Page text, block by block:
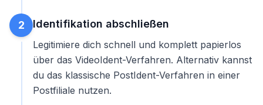
2 Identifikation abschließen
Legitimiere dich schnell und komplett papierlos
über das VideoIdent-Verfahren. Alternativ kannst
du das klassische PostIdent-Verfahren in einer
Postfiliale nutzen.